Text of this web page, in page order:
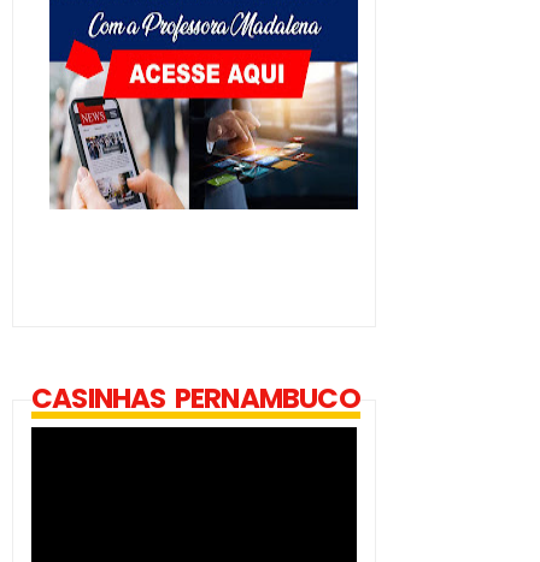
CASINHAS PERNAMBUCO